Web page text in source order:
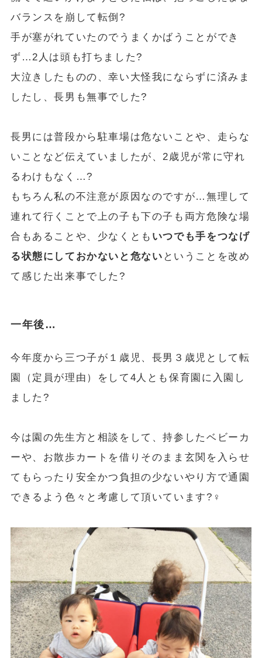
バランスを崩して転倒?
手が塞がれていたのでうまくかばうことができ
ず…2人は頭も打ちました?
大泣きしたものの、幸い大怪我にならずに済みま
したし、長男も無事でした?
長男には普段から駐車場は危ないことや、走らな
いことなど伝えていましたが、2歳児が常に守れ
るわけもなく…?
もちろん私の不注意が原因なのですが…無理して
連れて行くことで上の子も下の子も両方危険な場
合もあることや、少なくとも いつでも手をつなげ
る状態にしておかないと危ない ということを改め
て感じた出来事でした?
一年後…
今年度から三つ子が１歳児、長男３歳児として転
園（定員が理由）をして4人とも保育園に入園し
ました?
今は園の先生方と相談をして、持参したベビーカ
ーや、お散歩カートを借りそのまま玄関を入らせ
てもらったり安全かつ負担の少ないやり方で通園
できるよう色々と考慮して頂いています?‍♀️